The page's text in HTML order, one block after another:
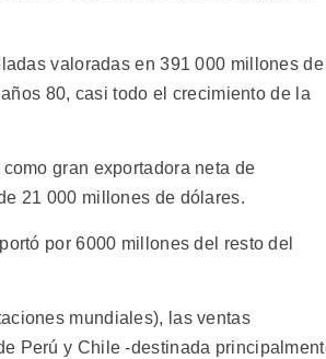
valoradas en 391 000 millones de
80, casi todo el crecimiento de la
gran exportadora neta de
21 000 millones de dólares.
por 6000 millones del resto del
mundiales), las ventas
Perú y Chile -destinada